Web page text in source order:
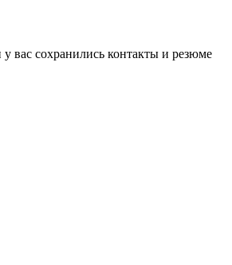
вас сохранились контакты и резюме